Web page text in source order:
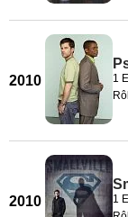
2010 1
2010 1